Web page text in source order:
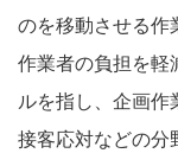
のを移動させる作
作業者の負担を軽
ルを指し、企画作
接客応対などの分